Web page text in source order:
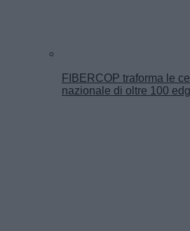
FIBERCOP traforma le
nazionale di oltre 100